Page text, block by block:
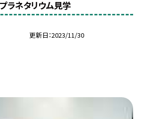
ラネタリウム見学
更新日 2023/11/30